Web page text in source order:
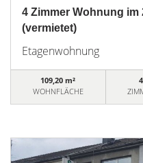
4 Zimmer Wohnung im
(vermietet)
Etagenwohnung
109,20 m²
WOHNFLÄCHE
4